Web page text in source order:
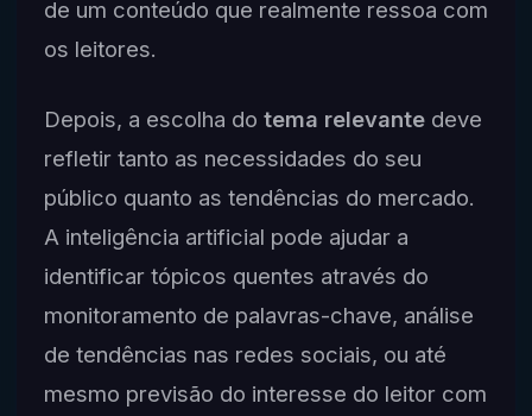
de um conteúdo que realmente ressoa com
os leitores.
Depois, a escolha do tema relevantedeve
refletir tanto as necessidades do seu
público quanto as tendências do mercado.
A inteligência artificial pode ajudar a
identificar tópicos quentes através do
monitoramento de palavras-chave, análise
de tendências nas redes sociais, ou até
mesmo previsão do interesse do leitor com